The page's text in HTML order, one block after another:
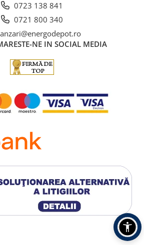
0723 138 841
0721 800 340
NE IN SOCIAL MEDIA